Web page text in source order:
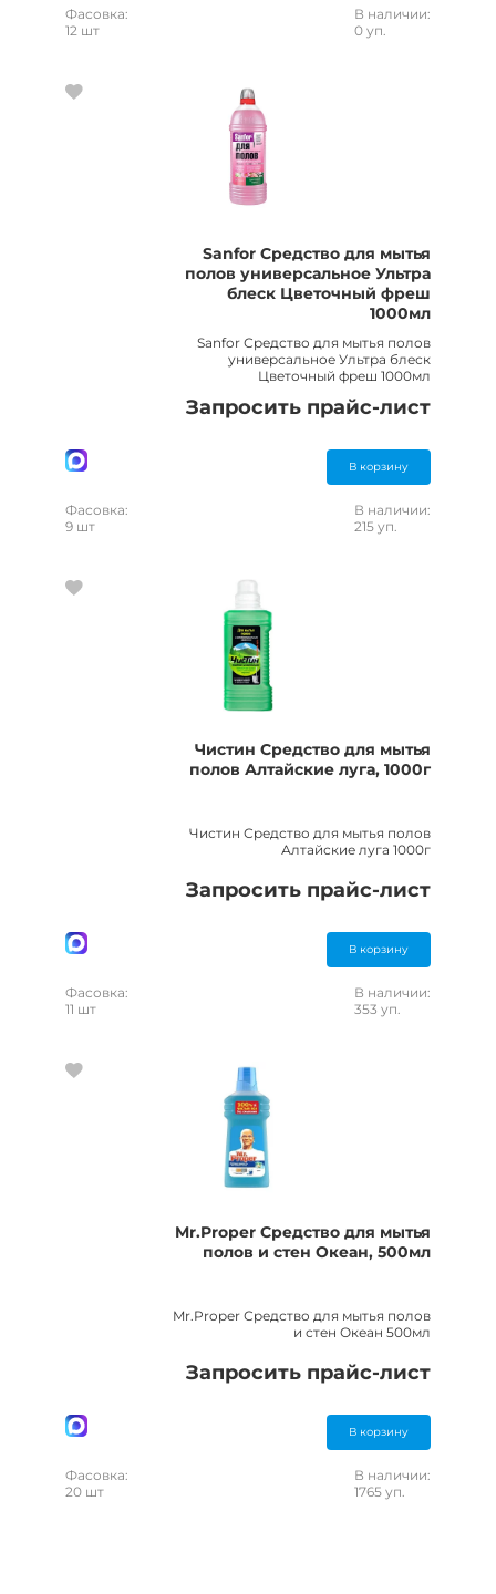
Фасовка:
12 шт
В наличии:
0 уп.
Sanfor Средство для мытья
полов универсальное Ультра
блеск Цветочный фреш
1000мл
Sanfor Средство для мытья полов
универсальное Ультра блеск
Цветочный фреш 1000мл
Запросить прайс-лист
В корзину
Фасовка:
9 шт
В наличии:
215 уп.
Чистин Средство для мытья
полов Алтайские луга, 1000г
Чистин Средство для мытья полов
Алтайские луга 1000г
Запросить прайс-лист
В корзину
Фасовка:
11 шт
В наличии:
353 уп.
Mr.Proper Средство для мытья
полов и стен Океан, 500мл
Mr.Proper Средство для мытья полов
и стен Океан 500мл
Запросить прайс-лист
В корзину
Фасовка:
20 шт
В наличии:
1765 уп.